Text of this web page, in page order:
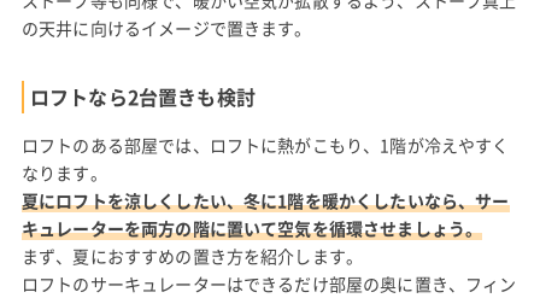
の天井に向けるイメージで置きます。
ロフトなら2台置きも検討
ロフトのある部屋では、ロフトに熱がこもり、1階が冷えやすく
なります。
夏にロフトを涼しくしたい、冬に1階を暖かくしたいなら、サー
キュレーターを両方の階に置いて空気を循環させましょう。
まず、夏におすすめの置き方を紹介します。
ロフトのサーキュレーターはできるだけ部屋の奥に置き、フィン